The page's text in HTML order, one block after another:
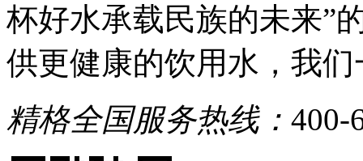
杯好水承载民族的未来”
供更健康的饮用水，我
精格全国服务热线： 400-